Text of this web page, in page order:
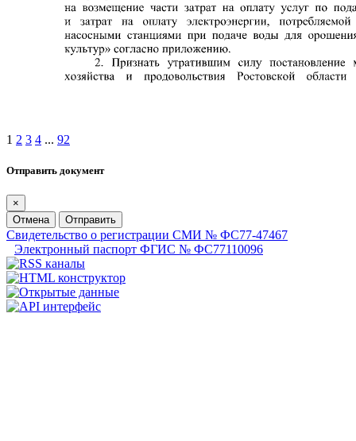
1 2 3 4 ... 92
Отправить документ
×
Отмена
Отправить
Свидетельство о регистрации СМИ № ФС77-47467
Электронный паспорт ФГИС № ФС77110096